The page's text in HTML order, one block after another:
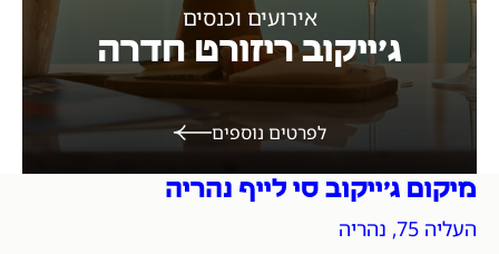
אירועים וכנסים
ג׳ייקוב ריזורט חדרה
לפרטים נוספים
כתובת ופרטי התקשרות
מיקום ג׳ייקוב סי לייף נהריה
העליה 75, נהריה